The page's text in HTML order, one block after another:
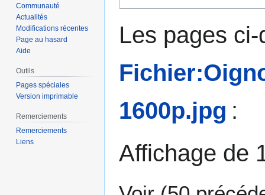
Les pages
1600p.jpg :
Affichage de
Communauté
Actualités
Modifications récentes
Page au hasard
Aide
Outils
Pages spéciales
Version imprimable
Remerciements
Remerciements
Liens